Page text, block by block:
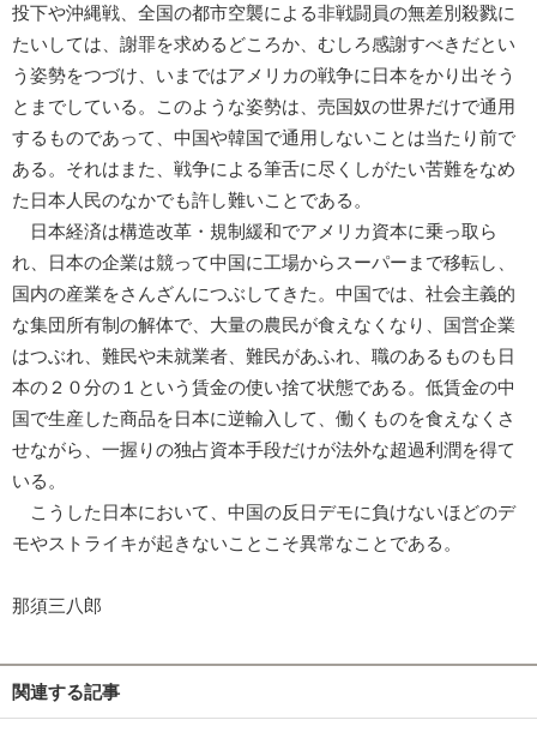
投下や沖縄戦、全国の都市空襲による非戦闘員の無差別殺戮に
たいしては、謝罪を求めるどころか、むしろ感謝すべきだとい
う姿勢をつづけ、いまではアメリカの戦争に日本をかり出そう
とまでしている。このような姿勢は、売国奴の世界だけで通用
するものであって、中国や韓国で通用しないことは当たり前で
ある。それはまた、戦争による筆舌に尽くしがたい苦難をなめ
た日本人民のなかでも許し難いことである。
日本経済は構造改革・規制緩和でアメリカ資本に乗っ取ら
れ、日本の企業は競って中国に工場からスーパーまで移転し、
国内の産業をさんざんにつぶしてきた。中国では、社会主義的
な集団所有制の解体で、大量の農民が食えなくなり、国営企業
はつぶれ、難民や未就業者、難民があふれ、職のあるものも日
本の２０分の１という賃金の使い捨て状態である。低賃金の中
国で生産した商品を日本に逆輸入して、働くものを食えなくさ
せながら、一握りの独占資本手段だけが法外な超過利潤を得て
いる。
こうした日本において、中国の反日デモに負けないほどのデ
モやストライキが起きないことこそ異常なことである。
那須三八郎
関連する記事